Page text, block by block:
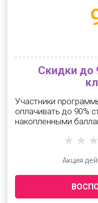
Скидки до
Участники
оплачивать до 90%
накопленными
Акция